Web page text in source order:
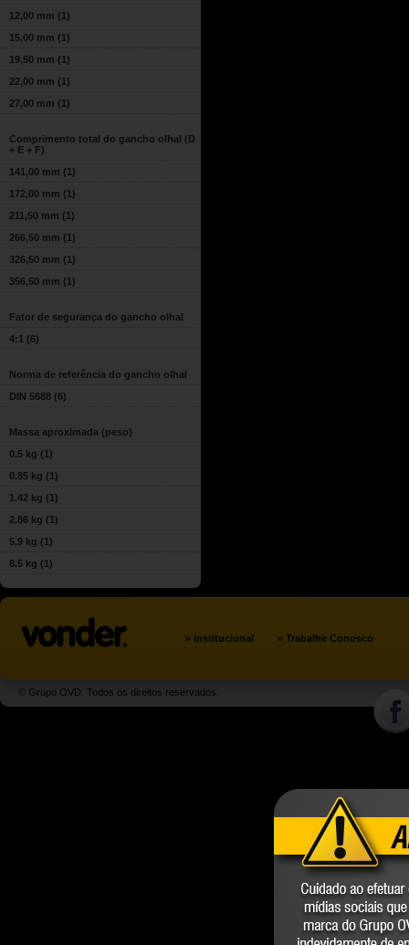
12,00 mm (1)
15,00 mm (1)
19,50 mm (1)
22,00 mm (1)
27,00 mm (1)
Comprimento total do gancho olhal (D
+ E + F)
141,00 mm (1)
172,00 mm (1)
211,50 mm (1)
266,50 mm (1)
326,50 mm (1)
356,50 mm (1)
Fator de segurança do gancho olhal
4:1 (6)
Norma de referência do gancho olhal
DIN 5688 (6)
Massa aproximada (peso)
0.5 kg (1)
0.85 kg (1)
1.42 kg (1)
2.86 kg (1)
5.9 kg (1)
8.5 kg (1)
» Institucional » Trabalhe Conosco
© Grupo OVD. Todos os direitos reservados.